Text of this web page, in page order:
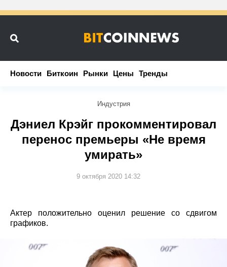
Новости Биткоин Рынки Цены Тренды
Новости Биткоин Рынки Цены Тренды
Индустрия
Дэниел Крэйг прокомментировал
перенос премьеры «Не время
умирать»
9 октября 2020 14:32
Актер положительно оценил решение со сдвигом
графиков.